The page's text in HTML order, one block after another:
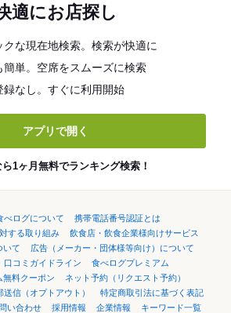
適にお店探し
クな現在地検索。検索が快適に
簡単。空席をスムーズに検索
録なし。すぐに利用開始
アプリで開く
1ヶ月無料でランキング検索！
べログについて
携帯電話番号認証とは
する取り組み
飲食店・飲食企業様向けサービス
いて
広告（メーカー・団体様等向け）について
口コミガイドライン
食べログプレミアム
無料クーポン
ネット予約（リクエスト予約）
送信（オプトアウト）
特定商取引法に基づく表記
い合わせ 採用情報 企業情報 キーワード一覧